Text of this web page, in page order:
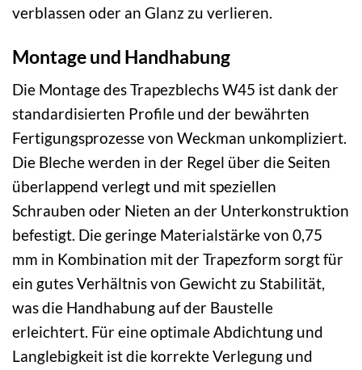
verblassen oder an Glanz zu verlieren.
Montage und Handhabung
Die Montage des Trapezblechs W45 ist dank der
standardisierten Profile und der bewährten
Fertigungsprozesse von Weckman unkompliziert.
Die Bleche werden in der Regel über die Seiten
überlappend verlegt und mit speziellen
Schrauben oder Nieten an der Unterkonstruktion
befestigt. Die geringe Materialstärke von 0,75
mm in Kombination mit der Trapezform sorgt für
ein gutes Verhältnis von Gewicht zu Stabilität,
was die Handhabung auf der Baustelle
erleichtert. Für eine optimale Abdichtung und
Langlebigkeit ist die korrekte Verlegung und